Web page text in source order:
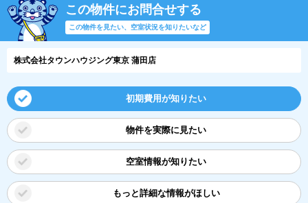
この物件にお問合せする
この物件を見たい、空室状況を知りたいなど
株式会社タウンハウジング東京 蒲田店
初期費用が知りたい
物件を実際に見たい
空室情報が知りたい
もっと詳細な情報がほしい